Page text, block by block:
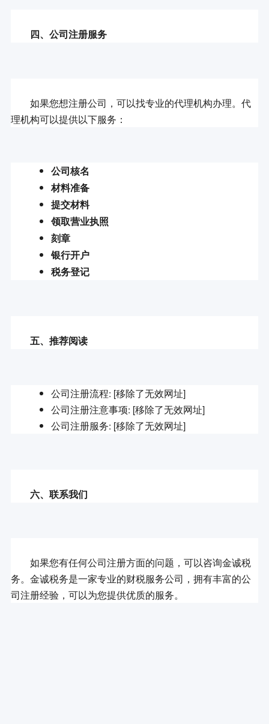
四、公司注册服务
公司核名
材料准备
提交材料
领取营业执照
刻章
银行开户
税务登记
五、推荐阅读
公司注册流程: [移除了无效网址]
公司注册注意事项: [移除了无效网址]
公司注册服务: [移除了无效网址]
六、联系我们
务。金诚税务是一家专业的财税服务公司，拥有丰富的公